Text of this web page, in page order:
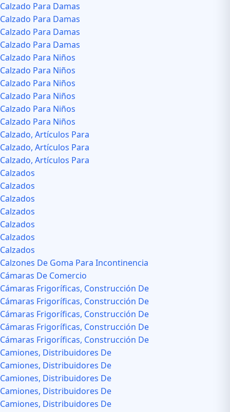
Calzado Para Damas
Calzado Para Damas
Calzado Para Damas
Calzado Para Damas
Calzado Para Niños
Calzado Para Niños
Calzado Para Niños
Calzado Para Niños
Calzado Para Niños
Calzado Para Niños
Calzado, Artículos Para
Calzado, Artículos Para
Calzado, Artículos Para
Calzados
Calzados
Calzados
Calzados
Calzados
Calzados
Calzados
Calzones De Goma Para Incontinencia
Cámaras De Comercio
Cámaras Frigoríficas, Construcción De
Cámaras Frigoríficas, Construcción De
Cámaras Frigoríficas, Construcción De
Cámaras Frigoríficas, Construcción De
Cámaras Frigoríficas, Construcción De
Camiones, Distribuidores De
Camiones, Distribuidores De
Camiones, Distribuidores De
Camiones, Distribuidores De
Camiones, Distribuidores De